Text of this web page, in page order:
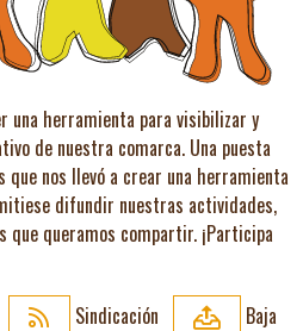
una herramienta para visibilizar y
de nuestra comarca. Una puesta
que nos llevó a crear una herramienta
difundir nuestras actividades,
que queramos compartir. ¡Participa
Sindicación
Baja